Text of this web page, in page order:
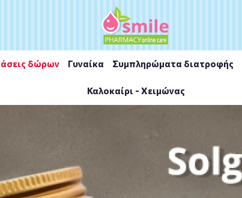
δώρων Γυναίκα Συμπληρώματα διατροφής
Καλοκαίρι - Χειμώνας